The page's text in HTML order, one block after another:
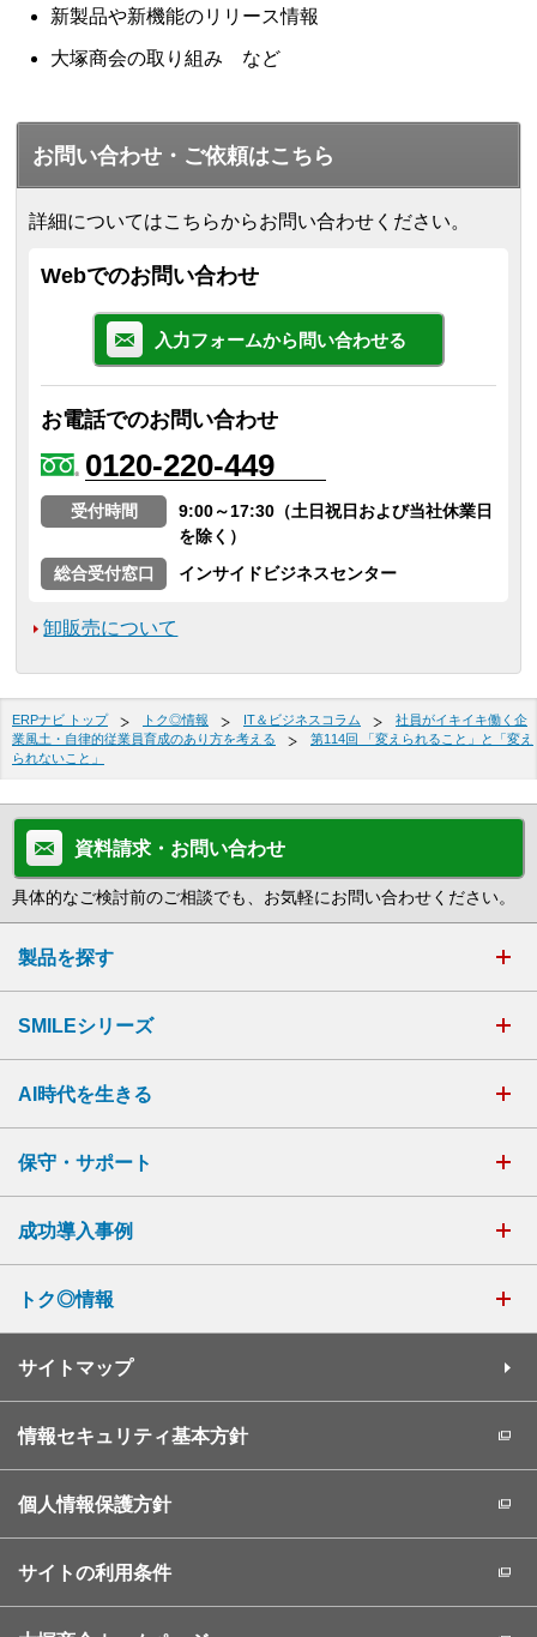
新製品や新機能のリリース情報
大塚商会の取り組み など
お問い合わせ・ご依頼はこちら
詳細についてはこちらからお問い合わせください。
Webでのお問い合わせ
入力フォームから問い合わせる
お電話でのお問い合わせ
0120-220-449
受付時間
9:00～17:30（土日祝日および当社休業日
を除く）
総合受付窓口
インサイドビジネスセンター
卸販売について
ERPナビ トップ トク◎情報 IT＆ビジネスコラム
社員がイキイキ働く企
業風土・自律的従業員育成のあり方を考える
第114回 「変えられること」と「変え
られないこと」
資料請求・お問い合わせ
具体的なご検討前のご相談でも、お気軽にお問い合わせください。
製品を探す
SMILEシリーズ
AI時代を生きる
保守・サポート
成功導入事例
トク◎情報
サイトマップ
情報セキュリティ基本方針
個人情報保護方針
サイトの利用条件